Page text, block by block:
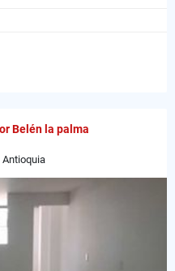
Belén la palma
Antioquia